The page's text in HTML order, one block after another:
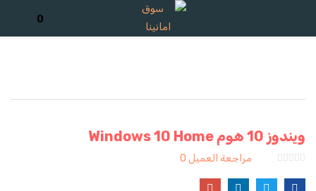
0
ادخل اسم المستخدم وكلمة المرور للدخول.
ويندوز 10 هوم Windows 10 Home
مراجعة العميل 0